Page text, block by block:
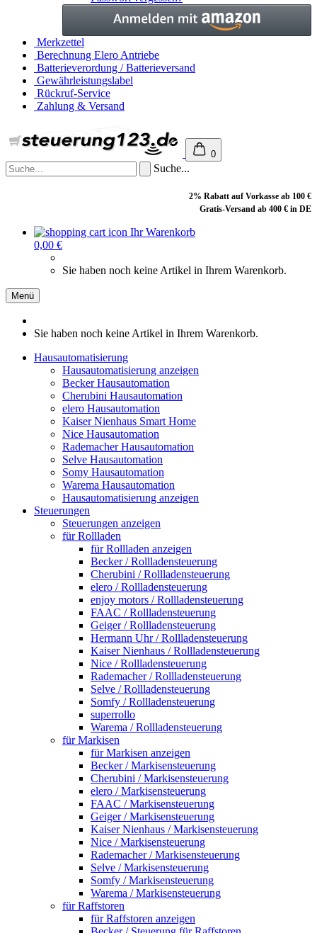
Merkzettel
Berechnung Elero Antriebe
Batterieverordung / Batterieversand
Gewährleistungslabel
Rückruf-Service
Zahlung & Versand
0
Suche...
2% Rabatt auf Vorkasse ab 100 €
Gratis-Versand ab 400 € in DE
Ihr Warenkorb
0,00 €
Sie haben noch keine Artikel in Ihrem Warenkorb.
Menü
Sie haben noch keine Artikel in Ihrem Warenkorb.
Hausautomatisierung
Hausautomatisierung anzeigen
Becker Hausautomation
Cherubini Hausautomation
elero Hausautomation
Kaiser Nienhaus Smart Home
Nice Hausautomation
Rademacher Hausautomation
Selve Hausautomation
Somy Hausautomation
Warema Hausautomation
Hausautomatisierung anzeigen
Steuerungen
Steuerungen anzeigen
für Rollladen
für Rollladen anzeigen
Becker / Rollladensteuerung
Cherubini / Rollladensteuerung
elero / Rollladensteuerung
enjoy motors / Rollladensteuerung
FAAC / Rollladensteuerung
Geiger / Rollladensteuerung
Hermann Uhr / Rollladensteuerung
Kaiser Nienhaus / Rollladensteuerung
Nice / Rollladensteuerung
Rademacher / Rollladensteuerung
Selve / Rollladensteuerung
Somfy / Rollladensteuerung
superrollo
Warema / Rollladensteuerung
für Markisen
für Markisen anzeigen
Becker / Markisensteuerung
Cherubini / Markisensteuerung
elero / Markisensteuerung
FAAC / Markisensteuerung
Geiger / Markisensteuerung
Kaiser Nienhaus / Markisensteuerung
Nice / Markisensteuerung
Rademacher / Markisensteuerung
Selve / Markisensteuerung
Somfy / Markisensteuerung
Warema / Markisensteuerung
für Raffstoren
für Raffstoren anzeigen